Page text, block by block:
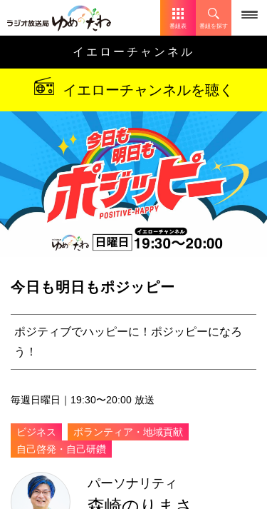
番組表 番組を探す
イエローチャンネル
イエローチャンネルを聴く
今日も明日もポジッピー
ポジティブでハッピーに！ポジッピーになろ
う！
毎週日曜日｜19:30〜20:00 放送
ビジネス
ボランティア・地域貢献
自己啓発・自己研鑽
パーソナリティ